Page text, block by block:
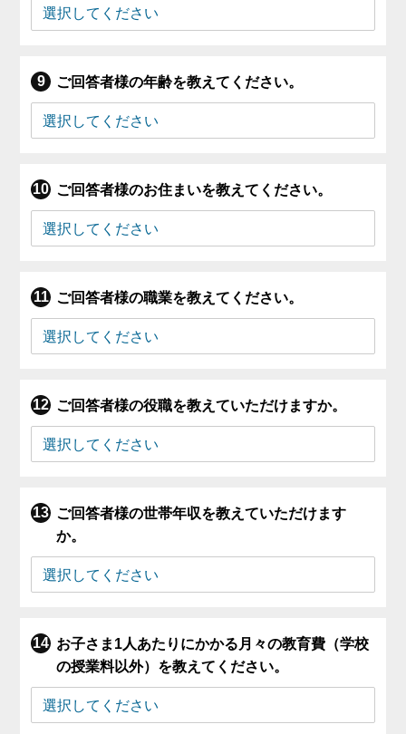
ご回答者様の年齢を教えてください。
ご回答者様のお住まいを教えてください。
ご回答者様の職業を教えてください。
ご回答者様の役職を教えていただけますか。
ご回答者様の世帯年収を教えていただけます
か。
お子さま1人あたりにかかる月々の教育費（学校
の授業料以外）を教えてください。